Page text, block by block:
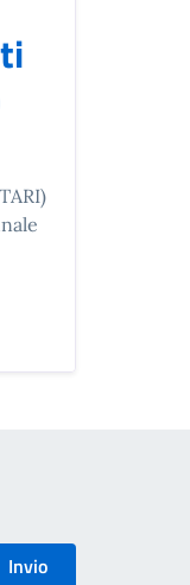
Invio